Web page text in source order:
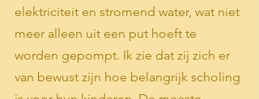
elektriciteit en stromend water, wat niet
meer alleen uit een put hoeft te
worden gepompt. Ik zie dat zij zich er
van bewust zijn hoe belangrijk scholing